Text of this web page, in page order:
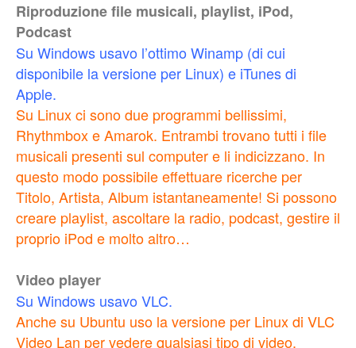
Riproduzione file musicali, playlist, iPod,
Podcast
Su Windows usavo l’ottimo Winamp (di cui
disponibile la versione per Linux) e iTunes di
Apple.
Su Linux ci sono due programmi bellissimi,
Rhythmbox e Amarok. Entrambi trovano tutti i file
musicali presenti sul computer e li indicizzano. In
questo modo possibile effettuare ricerche per
Titolo, Artista, Album istantaneamente! Si possono
creare playlist, ascoltare la radio, podcast, gestire il
proprio iPod e molto altro…
Video player
Su Windows usavo VLC.
Anche su Ubuntu uso la versione per Linux di VLC
Video Lan per vedere qualsiasi tipo di video.